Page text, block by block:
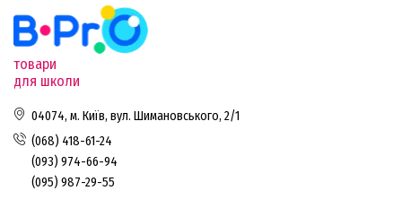
товари
для школи
04074, м. Київ, вул. Шимановського, 2/1
(068) 418-61-24
(093) 974-66-94
(095) 987-29-55